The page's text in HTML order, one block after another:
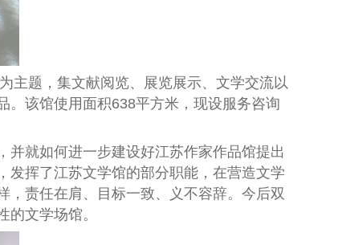
主题，集文献阅览、展览展示、文学交流以
。该馆使用面积638平方米，现设服务咨询
并就如何进一步建设好江苏作家作品馆提出
发挥了江苏文学馆的部分职能，在营造文学
，责任在肩、目标一致、义不容辞。今后双
文学场馆。